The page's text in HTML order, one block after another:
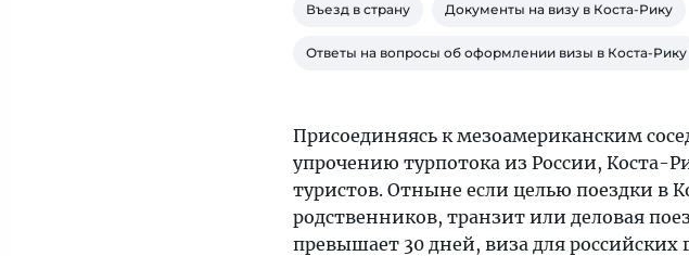
Въезд в страну Документы на визу в Коста-Рику
Ответы на вопросы об оформлении визы в Коста-Рику
Присоединяясь к мезоамериканским
упрочению турпотока из России, Коста-
туристов. Отныне если целью поездки в
родственников, транзит или деловая
превышает 30 дней, виза для российских